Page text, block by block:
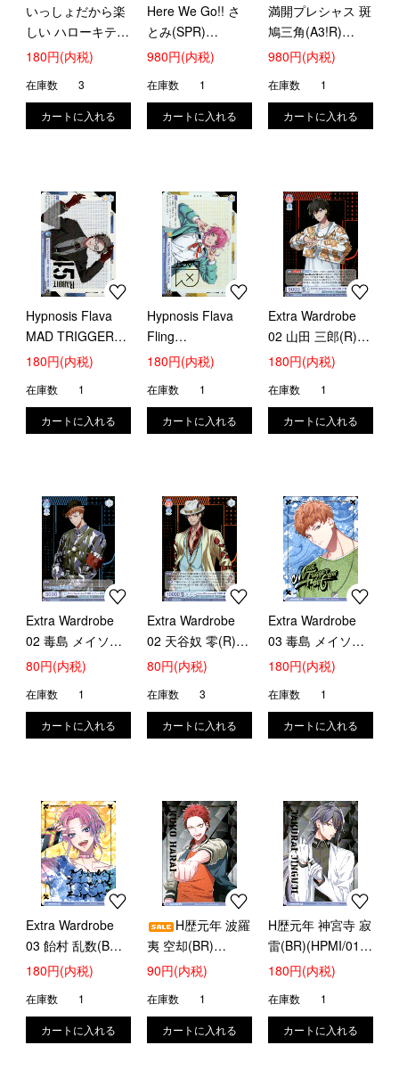
いっしょだから楽
しい ハローキティ
(BR)(SRIO/01B-
180円(内税)
在庫数 3
Here We Go!! さ
とみ(SPR)
(STPR/01B-
980円(内税)
在庫数 1
満開プレシャス 斑
鳩三角(A3!R)
(A3!/01B-018A)
980円(内税)
在庫数 1
Hypnosis Flava
MAD TRIGGER
CREW(HMRb)
065HMRb)
180円(内税)
在庫数 1
Hypnosis Flava
Fling
Posse(HMRa)
021HMRa)
180円(内税)
在庫数 1
Extra Wardrobe
02 山田 三郎(R)
(HPMI/01B-031)
180円(内税)
在庫数 1
Extra Wardrobe
02 毒島 メイソン
理鶯(R)
80円(内税)
在庫数 1
Extra Wardrobe
02 天谷奴 零(R)
(HPMI/01B-034)
80円(内税)
在庫数 3
Extra Wardrobe
03 毒島 メイソン
理鶯(BR)
180円(内税)
在庫数 1
Extra Wardrobe
03 飴村 乱数(BR)
(HPMI/01B-018B)
180円(内税)
在庫数 1
H歴元年 波羅
夷 空却(BR)
(HPMI/01B-063B)
90円(内税)
在庫数 1
H歴元年 神宮寺 寂
雷(BR)(HPMI/01B-
020B)
180円(内税)
在庫数 1